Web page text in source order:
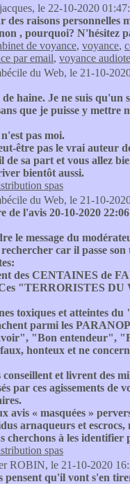
le 22-10-2020
des raisons
, pourquoi? N'hésitez
de voyance, voyance,
par email, voyance
du Web, le 21-10-
de haine. Je ne suis
que je puisse y
pas moi.
être pas le vrai auteur
de sa part et vous allez
bientôt aussi.
spas
du Web, le 21-10-
de l'avis 20-10-2020
le message du
car il passe
des CENTAINES de
"TERRORISTES DU
toxiques et atteintes
parmi les
"Bon entendeur",
honteux et ne
et livrent des
par ces agissements
avis « masquées »
arnaqueurs et
cherchons à les
spas
ROBIN, le 21-10-2020
pensent qu'il vont s'en